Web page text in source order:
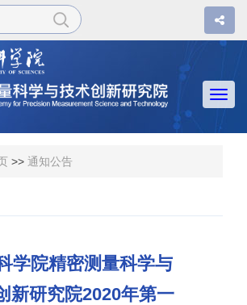
>> 通知公告
学院精密测量科学与
新研究院2020年第一